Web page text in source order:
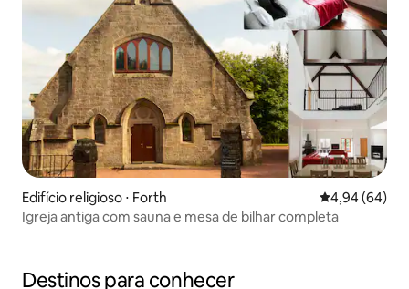
Edifício religioso ⋅ Forth 4,94 de uma
4,94 (64)
Igreja antiga com sauna e mesa de bilhar completa
Destinos para conhecer